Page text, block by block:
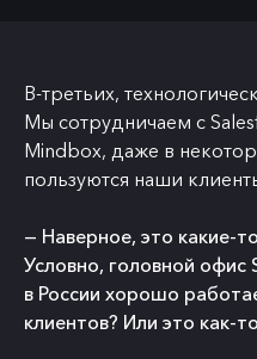
В-третьих,
Мы сотрудничаем с
Mindbox, даже в
пользуются наши
— Наверное, это какие-
Условно, головной офис
в России хорошо
клиентов? Или это как-